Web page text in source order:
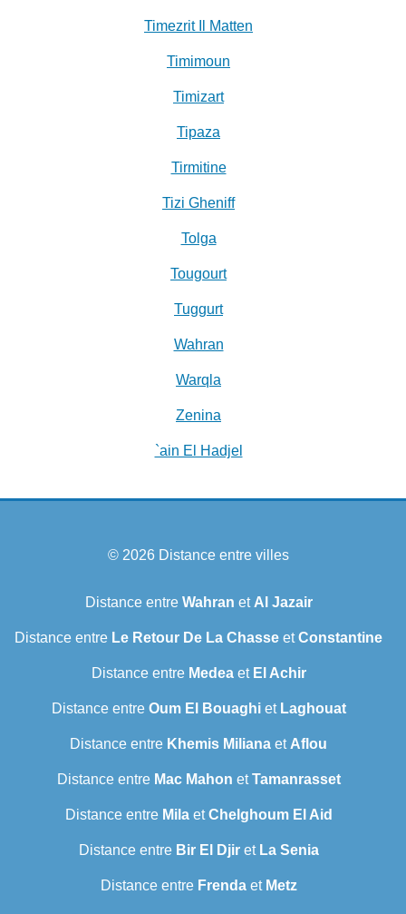
Timezrit Il Matten
Timimoun
Timizart
Tipaza
Tirmitine
Tizi Gheniff
Tolga
Tougourt
Tuggurt
Wahran
Warqla
Zenina
`ain El Hadjel
© 2026 Distance entre villes
Distance entre Wahran et Al Jazair
Distance entre Le Retour De La Chasse etConstantine
Distance entre Medeaet El Achir
Distance entre Oum El Bouaghiet Laghouat
Distance entre Khemis Miliana et Aflou
Distance entre Mac Mahon etTamanrasset
Distance entre MilaetChelghoum El Aid
Distance entre Bir El Djiret La Senia
Distance entre Frendaet Metz